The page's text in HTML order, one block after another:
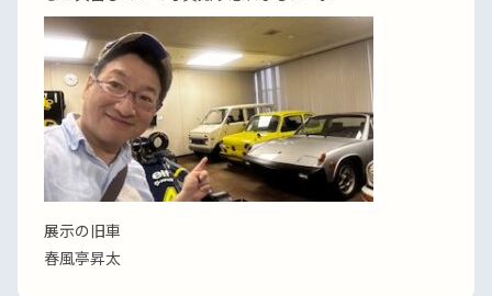
展示の旧車
春風亭昇太